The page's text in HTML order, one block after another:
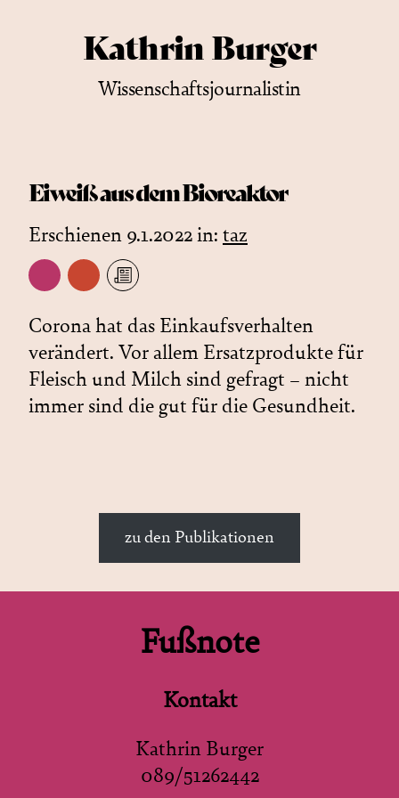
Kathrin Burger
Wissenschaftsjournalistin
Eiweiß aus dem Bioreaktor
Erschienen 9.1.2022 in: taz
Corona hat das Einkaufsverhalten
verändert. Vor allem Ersatzprodukte für
Fleisch und Milch sind gefragt – nicht
immer sind die gut für die Gesundheit.
zu den Publikationen
Fußnote
Kontakt
Kathrin Burger
089/51262442